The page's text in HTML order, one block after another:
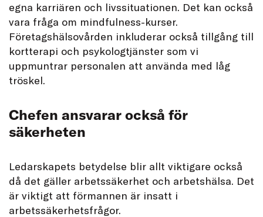
egna karriären och livssituationen. Det kan också
vara fråga om mindfulness-kurser.
Företagshälsovården inkluderar också tillgång till
kortterapi och psykologtjänster som vi
uppmuntrar personalen att använda med låg
tröskel.
Chefen ansvarar också för
säkerheten
Ledarskapets betydelse blir allt viktigare också
då det gäller arbetssäkerhet och arbetshälsa. Det
är viktigt att förmannen är insatt i
arbetssäkerhetsfrågor.